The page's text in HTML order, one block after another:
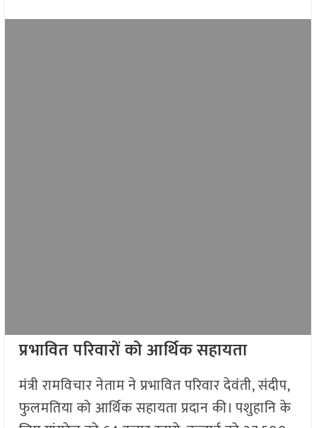
प्रभावित परिवारों को आर्थिक सहायता
मंत्री रामविचार नेताम ने प्रभावित परिवार देवंती, संदीप,
फुलमतिया को आर्थिक सहायता प्रदान की। पशुहानि के